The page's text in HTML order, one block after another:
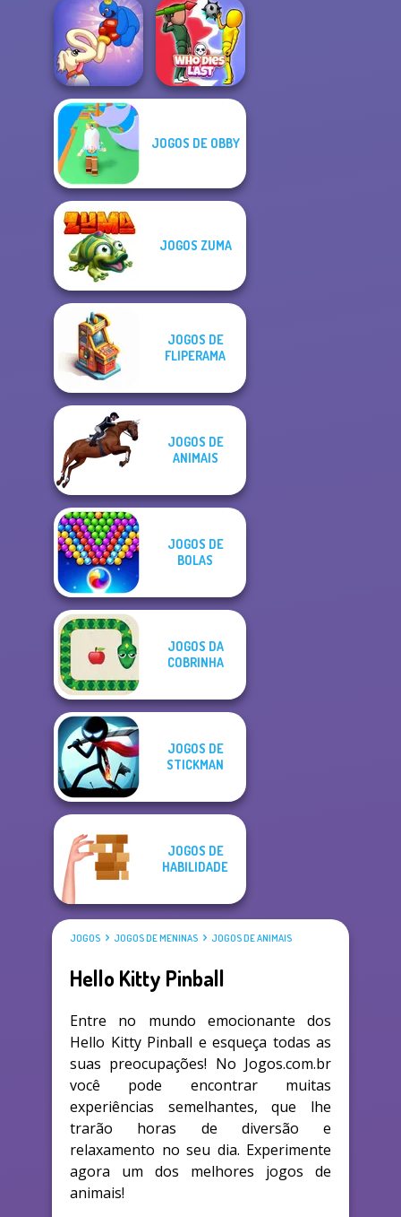
Protect My Dog 3
Ski Jump
Challenge
Long Dog - Long
Nose
JOGOS DE OBBY
JOGOS ZUMA
JOGOS DE
FLIPERAMA
JOGOS DE
ANIMAIS
JOGOS DE
BOLAS
JOGOS DA
COBRINHA
JOGOS DE
STICKMAN
JOGOS DE
HABILIDADE
JOGOS JOGOS DE MENINAS JOGOS DE ANIMAIS
Hello Kitty Pinball
Entre no mundo emocionante dos
Hello Kitty Pinball e esqueça todas as
suas preocupações! No Jogos.com.br
você pode encontrar muitas
experiências semelhantes, que lhe
trarão horas de diversão e
relaxamento no seu dia. Experimente
agora um dos melhores jogos de
animais!